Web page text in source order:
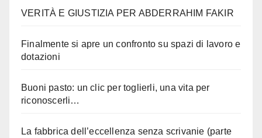
VERITÀ E GIUSTIZIA PER ABDERRAHIM FAKIR
Finalmente si apre un confronto su spazi di lavoro e
dotazioni
Buoni pasto: un clic per toglierli, una vita per
riconoscerli…
La fabbrica dell’eccellenza senza scrivanie (parte